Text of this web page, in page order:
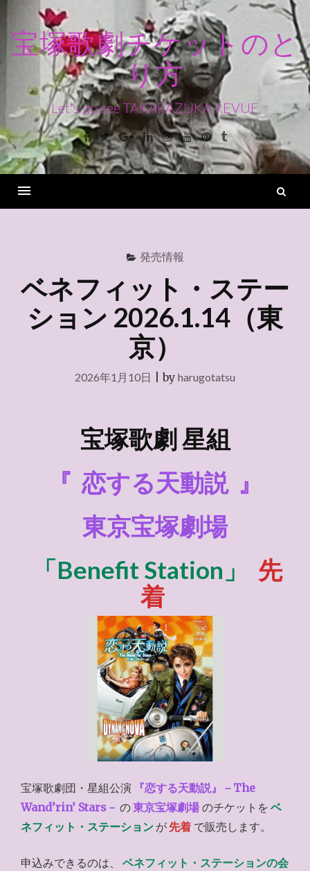
ン
ス
キ
ッ
宝塚歌劇チケットのと
り方
Let's go see TAKARAZUKA REVUE
Facebook
TwitterGoogle+LinkedinInstagram
YoutubePinterest
Tumblr
発売情報
ベネフィット・ステー
ション 2026.1.14（東
京）
2026年1月10日 |by harugotatsu
宝塚歌劇 星組
『 恋する天動説 』
東京宝塚劇場
「Benefit Station」
先
着
宝塚歌劇団・星組公演 『恋する天動説』－The
Wand’rin’ Stars－ の東京宝塚劇場 のチケットを ベ
ネフィット・ステーション が 先着 で販売します。
申込みできるのは、
ベネフィット・ステーションの会